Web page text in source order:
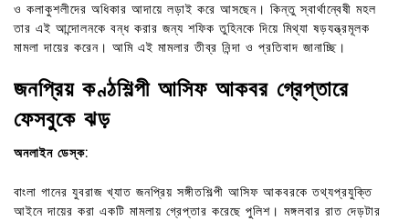
ও কলাকুশলীদের অধিকার আদায়ে লড়াই করে আসছেন। কিন্তু স্বার্থান্বেষী মহল
তার এই আন্দোলনকে বন্ধ করার জন্য শফিক তুহিনকে দিয়ে মিথ্যা ষড়যন্ত্রমূলক
মামলা দায়ের করেন। আমি এই মামলার তীব্র নিন্দা ও প্রতিবাদ জানাচ্ছি।
জনপ্রিয় কণ্ঠশিল্পী আসিফ আকবর গ্রেপ্তারে
ফেসবুকে ঝড়
অনলাইন ডেস্ক:
বাংলা গানের যুবরাজ খ্যাত জনপ্রিয় সঙ্গীতশিল্পী আসিফ আকবরকে তথ্যপ্রযুক্তি
আইনে দায়ের করা একটি মামলায় গ্রেপ্তার করেছে পুলিশ। মঙ্গলবার রাত দেড়টার